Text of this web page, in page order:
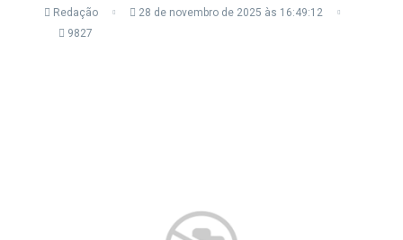
Redação
28 de novembro de 2025 às 16:49:12
9827